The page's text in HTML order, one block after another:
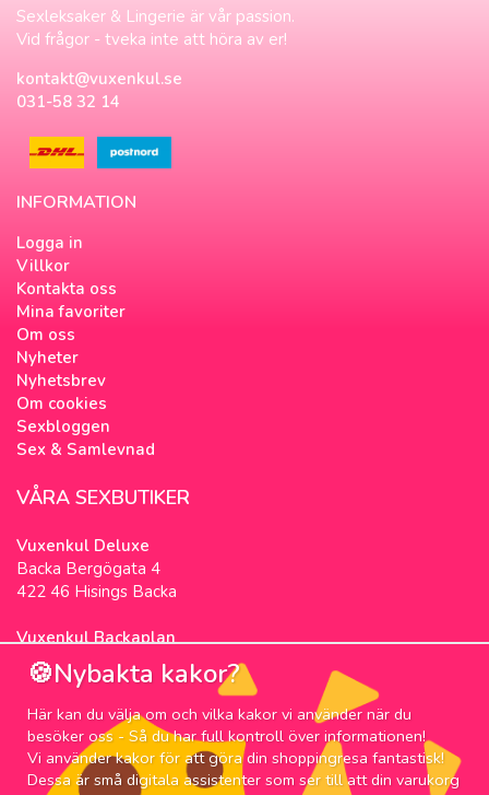
Sexleksaker & Lingerie är vår passion.
Vid frågor - tveka inte att höra av er!
kontakt@vuxenkul.se
031-58 32 14
INFORMATION
Logga in
Villkor
Kontakta oss
Mina favoriter
Om oss
Nyheter
Nyhetsbrev
Om cookies
Sexbloggen
Sex & Samlevnad
VÅRA SEXBUTIKER
Vuxenkul Deluxe
Backa Bergögata 4
422 46 Hisings Backa
Vuxenkul Backaplan
Färgfabriksgatan 3
417 05 Göteborg
NYHETSBREV
Prenumerera på nyhetsbrevet för våra bästa
🍪Nybakta kakor?
Här kan du välja om och vilka kakor vi använder när du
besöker oss - Så du har full kontroll över informationen!
Vi använder kakor för att göra din shoppingresa fantastisk!
Dessa är små digitala assistenter som ser till att din varukorg